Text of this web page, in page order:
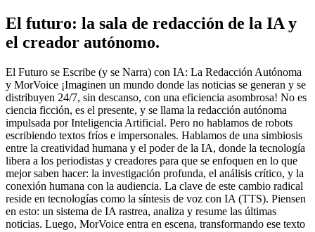
El futuro: la sala de redacción de la IA y
el creador autónomo.
El Futuro se Escribe (y se Narra) con IA: La Redacción Autónoma
y MorVoice ¡Imaginen un mundo donde las noticias se generan y se
distribuyen 24/7, sin descanso, con una eficiencia asombrosa! No es
ciencia ficción, es el presente, y se llama la redacción autónoma
impulsada por Inteligencia Artificial. Pero no hablamos de robots
escribiendo textos fríos e impersonales. Hablamos de una simbiosis
entre la creatividad humana y el poder de la IA, donde la tecnología
libera a los periodistas y creadores para que se enfoquen en lo que
mejor saben hacer: la investigación profunda, el análisis crítico, y la
conexión humana con la audiencia. La clave de este cambio radical
reside en tecnologías como la síntesis de voz con IA (TTS). Piensen
en esto: un sistema de IA rastrea, analiza y resume las últimas
noticias. Luego, MorVoice entra en escena, transformando ese texto